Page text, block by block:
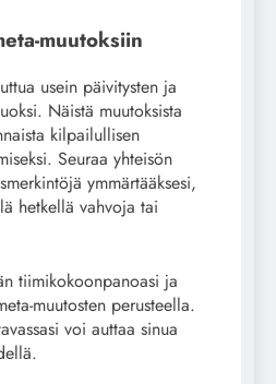
muutoksiin
usein päivitysten ja
Näistä muutoksista
kilpailullisen
Seuraa yhteisön
ymmärtääksesi,
hetkellä vahvoja tai
tiimikokoonpanoasi ja
muutosten perusteella.
voi auttaa sinua